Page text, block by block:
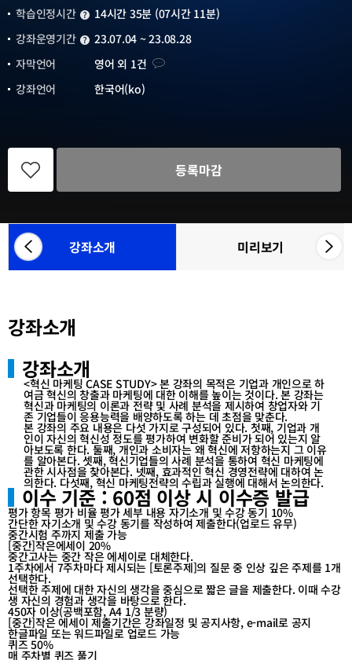
학습인정시간 학습인정시간
14시간 35분 (07시간 11분)
강좌운영기간 강좌운영기간
23.07.04 ~ 23.08.28
자막언어
영어 외 1건 자막언어
강좌언어
한국어(ko)
관
좌
등
등록마감
좌
카
테
고
리
목
록
이
동
강좌소개 미리보기
참
목
록
강좌소개
강좌소개
<혁신 마케팅 CASE STUDY> 본 강좌의 목적은 기업과 개인으로 하
여금 혁신의 창출과 마케팅에 대한 이해를 높이는 것이다. 본 강좌는
혁신과 마케팅의 이론과 전략 및 사례 분석을 제시하여 창업자와 기
존 기업들이 응용능력을 배양하도록 하는 데 초점을 맞춘다.
본 강좌의 주요 내용은 다섯 가지로 구성되어 있다. 첫째, 기업과 개
인이 자신의 혁신성 정도를 평가하여 변화할 준비가 되어 있는지 알
아보도록 한다. 둘째, 개인과 소비자는 왜 혁신에 저항하는지 그 이유
를 알아본다. 셋째, 혁신기업들의 사례 분석을 통하여 혁신 마케팅에
관한 시사점을 찾아본다. 넷째, 효과적인 혁신 경영전략에 대하여 논
의한다. 다섯째, 혁신 마케팅전략의 수립과 실행에 대해서 논의한다.
이수 기준 : 60점 이상 시 이수증 발급
평가 항목 평가 비율 평가 세부 내용 자기소개 및 수강 동기 10%
간단한 자기소개 및 수강 동기를 작성하여 제출한다(업로드 유무)
중간시험 주까지 제출 가능
[중간]작은에세이 20%
중간고사는 중간 작은 에세이로 대체한다.
1주차에서 7주차마다 제시되는 [토론주제]의 질문 중 인상 깊은 주제를 1개
선택한다.
선택한 주제에 대한 자신의 생각을 중심으로 짧은 글을 제출한다. 이때 수강
생 자신의 경험과 생각을 바탕으로 한다.
450자 이상(공백포함, A4 1/3 분량)
[중간]작은 에세이 제출기간은 강좌일정 및 공지사항, e-mail로 공지
한글파일 또는 워드파일로 업로드 가능
퀴즈 50%
매 주차별 퀴즈 풀기